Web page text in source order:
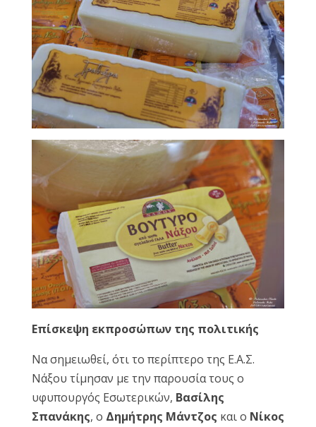
Επίσκεψη εκπροσώπων της πολιτικής
Να σημειωθεί, ότι το περίπτερο της Ε.Α.Σ.
Νάξου τίμησαν με την παρουσία τους ο
υφυπουργός Εσωτερικών, Βασίλης
Σπανάκης, ο Δημήτρης Μάντζος και ο Νίκος